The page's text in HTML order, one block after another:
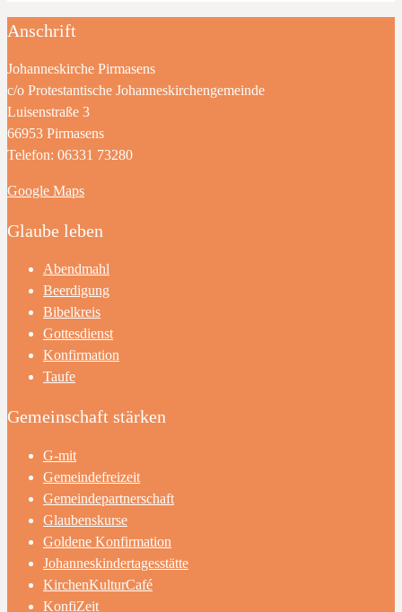
Anschrift
Johanneskirche Pirmasens
c/o Protestantische Johanneskirchengemeinde
Luisenstraße 3
66953 Pirmasens
Telefon: 06331 73280
Google Maps
Glaube leben
Abendmahl
Beerdigung
Bibelkreis
Gottesdienst
Konfirmation
Taufe
Gemeinschaft stärken
G-mit
Gemeindefreizeit
Gemeindepartnerschaft
Glaubenskurse
Goldene Konfirmation
Johanneskindertagesstätte
KirchenKulturCafé
KonfiZeit